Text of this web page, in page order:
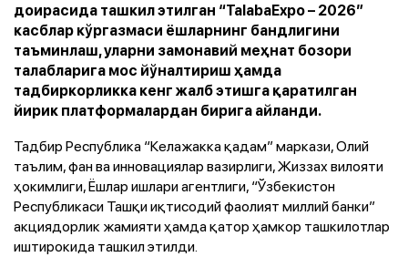
доирасида ташкил этилган “TalabaЕxpo – 2026”
касблар кўргазмаси ёшларнинг бандлигини
таъминлаш, уларни замонавий меҳнат бозори
талабларига мос йўналтириш ҳамда
тадбиркорликка кенг жалб этишга қаратилган
йирик платформалардан бирига айланди.
Тадбир Республика “Келажакка қадам” маркази, Олий
таълим, фан ва инновациялар вазирлиги, Жиззах вилояти
ҳокимлиги, Ёшлар ишлари агентлиги, “Ўзбекистон
Республикаси Ташқи иқтисодий фаолият миллий банки”
акциядорлик жамияти ҳамда қатор ҳамкор ташкилотлар
иштирокида ташкил этилди.